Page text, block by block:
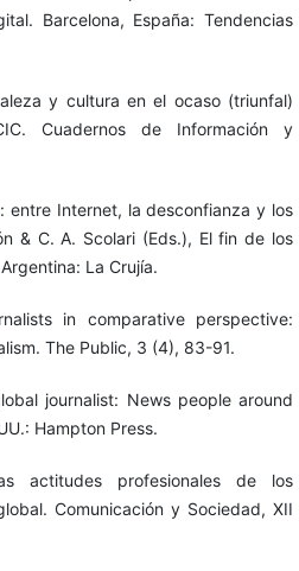
Barcelona, España: Tendencias
y cultura en el ocaso (triunfal)
Cuadernos de Información y
entre Internet, la desconfianza y los
& C. A. Scolari (Eds.), El fin de los
La Crujía.
in comparative perspective:
The Public, 3 (4), 83-91.
journalist: News people around
Hampton Press.
actitudes profesionales de los
Comunicación y Sociedad, XII